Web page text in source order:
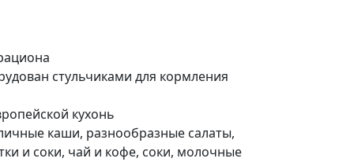
стульчиками для кормления
кухонь
каши, разнообразные салаты,
и соки, чай и кофе, соки, молочные